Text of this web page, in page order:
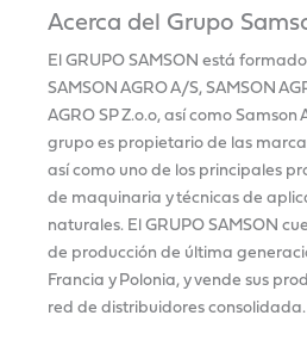
Acerca del Grupo
El GRUPO SAMSON está
SAMSON AGRO A/S, SAMSON
AGRO SP Z.o.o, así como Samson
grupo es propietario de las
así como uno de los principales
de maquinaria y técnicas de
naturales. El GRUPO SAMSON
de producción de última
Francia y Polonia, y vende sus
red de distribuidores consolidada.